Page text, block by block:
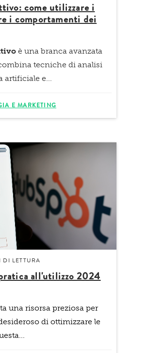
servizi
dei dati
come utilizzare i
i comportamenti dei
è una branca avanzata
tecniche di analisi
artificiale e...
E MARKETING
DI LETTURA
all'utilizzo 2024
una risorsa preziosa per
di ottimizzare le